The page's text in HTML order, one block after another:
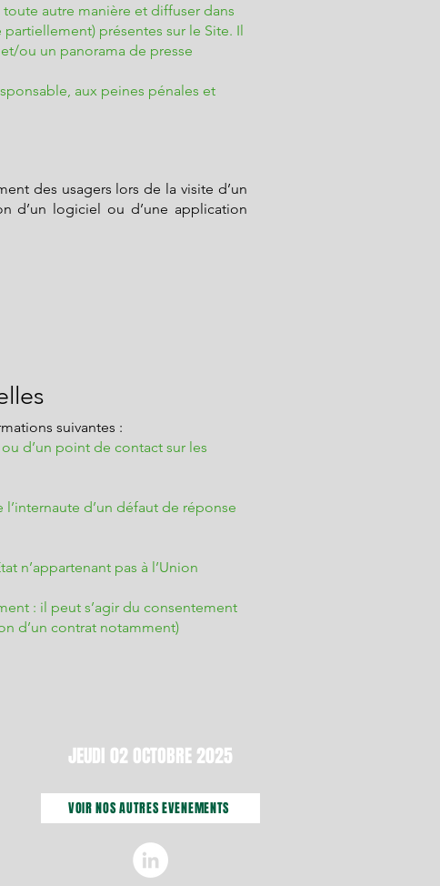
autre manière et diffuser dans
présentes sur le Site. Il
ou un panorama de presse
aux peines pénales et
des usagers lors de la visite d’un
d’un logiciel ou d’une application
suivantes :
d’un point de contact sur les
d’un défaut de réponse
n’appartenant pas à l’Union
: il peut s’agir du consentement
d’un contrat notamment)
JEUDI 02 OCTOBRE 2025
VOIR NOS AUTRES ÉVÉNEMENTS